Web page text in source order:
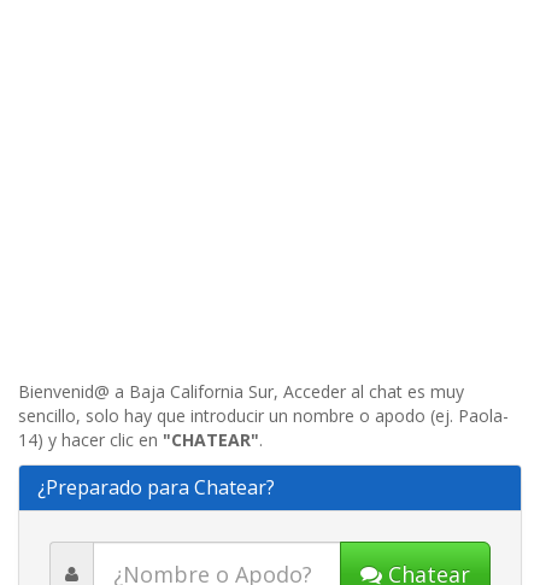
Bienvenid@ a Baja California Sur, Acceder al chat es muy
sencillo, solo hay que introducir un nombre o apodo (ej. Paola-
14) y hacer clic en "CHATEAR".
¿Preparado para Chatear?
Chatear